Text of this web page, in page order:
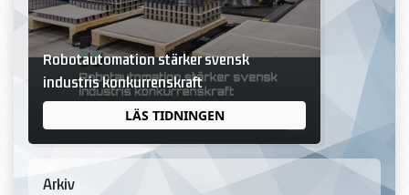
Robotautomation stärker svensk
industris konkurrenskraft
LÄS TIDNINGEN
Arkiv